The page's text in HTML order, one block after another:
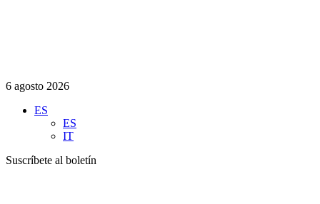
6 agosto 2026
ES
ES
IT
Suscríbete al boletín